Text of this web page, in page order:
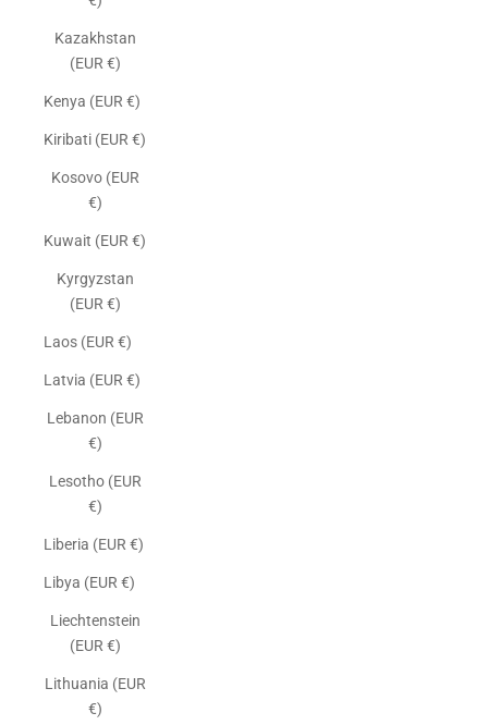
Kazakhstan
(EUR €)
Kenya (EUR €)
Kiribati (EUR €)
Kosovo (EUR
€)
Kuwait (EUR €)
Kyrgyzstan
(EUR €)
Laos (EUR €)
Latvia (EUR €)
Lebanon (EUR
€)
Lesotho (EUR
€)
Liberia (EUR €)
Libya (EUR €)
Liechtenstein
(EUR €)
Lithuania (EUR
€)